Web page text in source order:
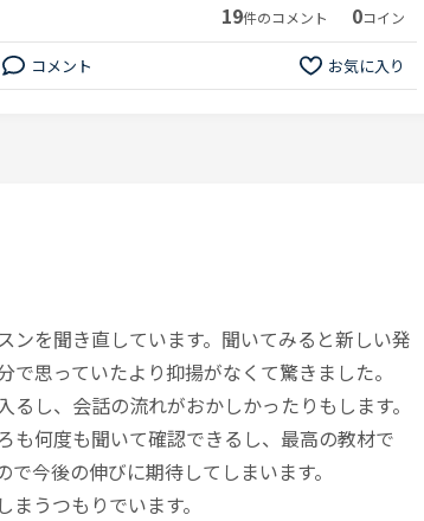
19件のコメント 0コイン
コメント お気に入り
ンを聞き直しています。聞いてみると新しい発
思っていたより抑揚がなくて驚きました。
るし、会話の流れがおかしかったりもします。
も何度も聞いて確認できるし、最高の教材で
今後の伸びに期待してしまいます。
うつもりでいます。